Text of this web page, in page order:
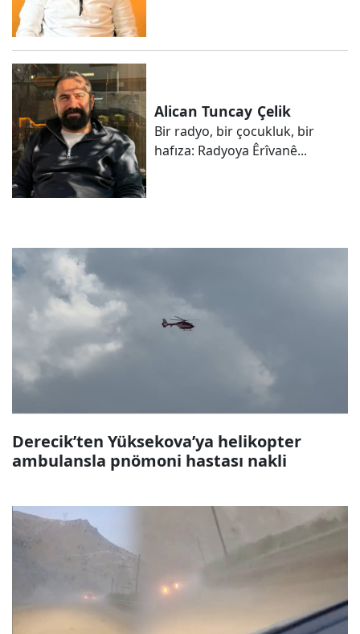
Alican Tuncay Çelik
Bir radyo, bir çocukluk, bir
hafıza: Radyoya Êrîvanê...
Derecik’ten Yüksekova’ya helikopter
ambulansla pnömoni hastası nakli